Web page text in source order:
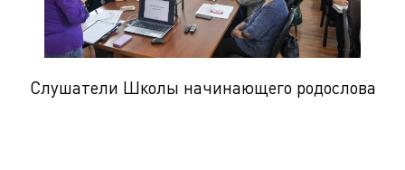
Слушатели Школы начинающего родослова